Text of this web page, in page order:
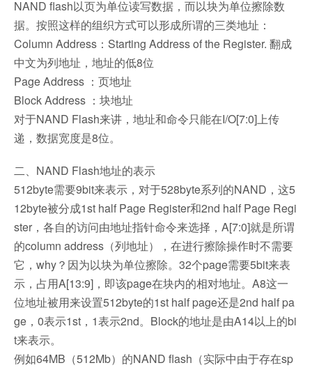
NAND flash以页为单位读写数据，而以块为单位擦除数
据。按照这样的组织方式可以形成所谓的三类地址：
Column Address：Starting Address of the Register. 翻成
中文为列地址，地址的低8位
Page Address ：页地址
Block Address ：块地址
对于NAND Flash来讲，地址和命令只能在I/O[7:0]上传
递，数据宽度是8位。
二、NAND Flash地址的表示
512byte需要9bit来表示，对于528byte系列的NAND，这5
12byte被分成1st half Page Register和2nd half Page Regi
ster，各自的访问由地址指针命令来选择，A[7:0]就是所谓
的column address（列地址），在进行擦除操作时不需要
它，why？因为以块为单位擦除。32个page需要5bit来表
示，占用A[13:9]，即该page在块内的相对地址。A8这一
位地址被用来设置512byte的1st half page还是2nd half pa
ge，0表示1st，1表示2nd。Block的地址是由A14以上的bi
t来表示。
例如64MB（512Mb）的NAND flash（实际中由于存在sp